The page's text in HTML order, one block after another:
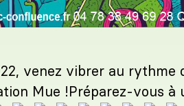
venez vibrer au rythme
Mue !Préparez-vous à